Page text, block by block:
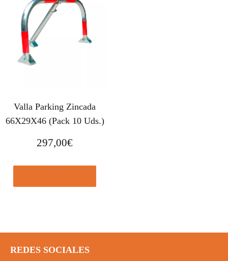
Valla Parking Zincada
66X29X46 (Pack 10 Uds.)
297,00€
REDES SOCIALES